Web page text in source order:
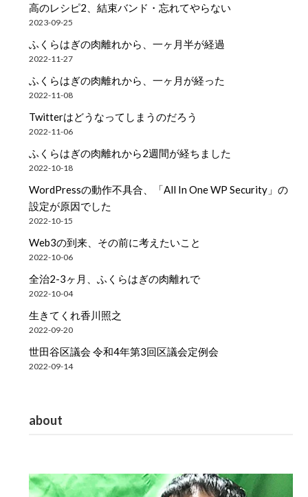
高のレシピ2、結束バンド・忘れてやらない
2023-09-25
ふくらはぎの肉離れから、一ヶ月半が経過
2022-11-27
ふくらはぎの肉離れから、一ヶ月が経った
2022-11-08
Twitterはどうなってしまうのだろう
2022-11-06
ふくらはぎの肉離れから2週間が経ちました
2022-10-18
WordPressの動作不具合、「All In One WP Security」の
設定が原因でした
2022-10-15
Web3の到来、その前に考えたいこと
2022-10-06
全治2-3ヶ月、ふくらはぎの肉離れで
2022-10-04
生きてくれ香川照之
2022-09-20
世田谷区議会 令和4年第3回区議会定例会
2022-09-14
about